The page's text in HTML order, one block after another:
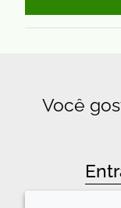
Você